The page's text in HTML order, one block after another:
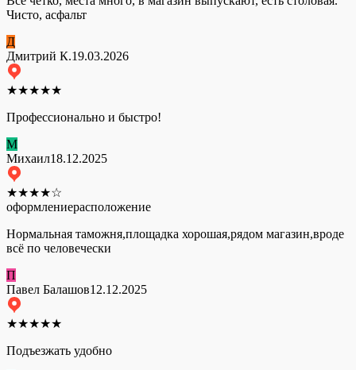
Чисто, асфальт
Д
Дмитрий К.19.03.2026
★★★★★
Профессионально и быстро!
М
Михаил18.12.2025
★★★★☆
оформлениерасположение
Нормальная таможня,площадка хорошая,рядом магазин,вроде
всё по человечески
П
Павел Балашов12.12.2025
★★★★★
Подъезжать удобно